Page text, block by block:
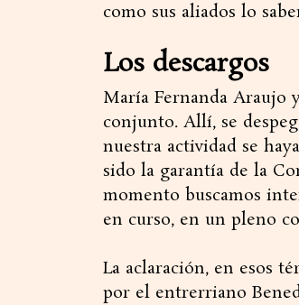
como sus aliados lo
Los descargos
María Fernanda
conjunto. Allí, se
nuestra actividad se
sido la garantía de la
momento buscamos
en curso, en un pleno
La aclaración, en esos
por el entrerriano